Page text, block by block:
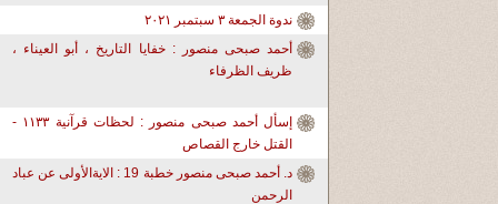
ندوة الجمعة ٣ سبتمبر ٢٠٢١
أحمد صبحى منصور : خفايا التاريخ ، أبو العيناء ،
ظريف الظرفاء
إسأل أحمد صبحى منصور : لحظات قرآنية ١١٣٣ -
القتل خارج القصاص
د. أحمد صبحى منصور خطبة 19 : الايةالأولى عن عباد
الرحمن